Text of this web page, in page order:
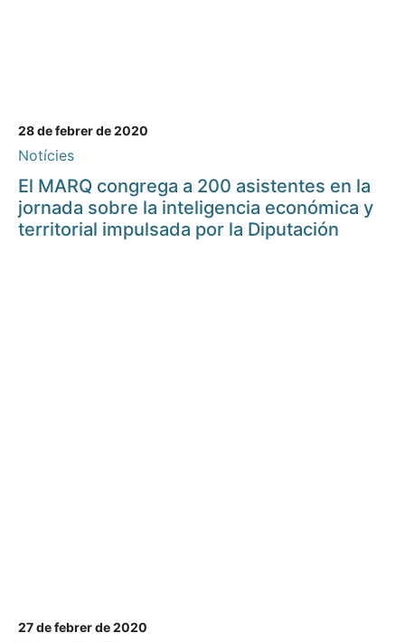
28 de febrer de 2020
Notícies
El MARQ congrega a 200 asistentes en la
jornada sobre la inteligencia económica y
territorial impulsada por la Diputación
27 de febrer de 2020